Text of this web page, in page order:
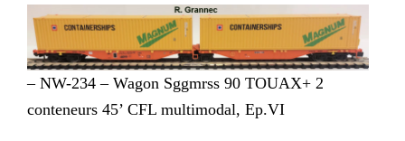
– NW-234 – Wagon Sggmrss 90 TOUAX+ 2
conteneurs 45’ CFL multimodal, Ep.VI